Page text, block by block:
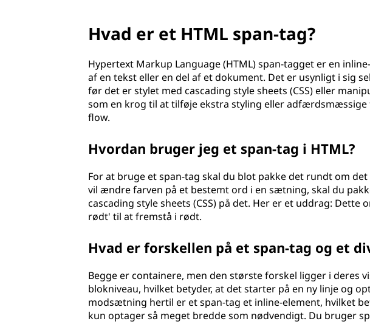
Hvad er et HTML span-tag?
Hypertext Markup Language (HTML) span-tagget er en
af en tekst eller en del af et dokument. Det er usynligt i sig
før det er stylet med cascading style sheets (CSS) eller
som en krog til at tilføje ekstra styling eller
flow.
Hvordan bruger jeg et span-tag i HTML?
For at bruge et span-tag skal du blot pakke det rundt om
vil ændre farven på et bestemt ord i en sætning, skal du
cascading style sheets (CSS) på det. Her er et uddrag:
rødt' til at fremstå i rødt.
Hvad er forskellen på et span-tag og et
Begge er containere, men den største forskel ligger i deres
blokniveau, hvilket betyder, at det starter på en ny linje og
modsætning hertil er et span-tag et inline-element, hvilket
kun optager så meget bredde som nødvendigt. Du bruger